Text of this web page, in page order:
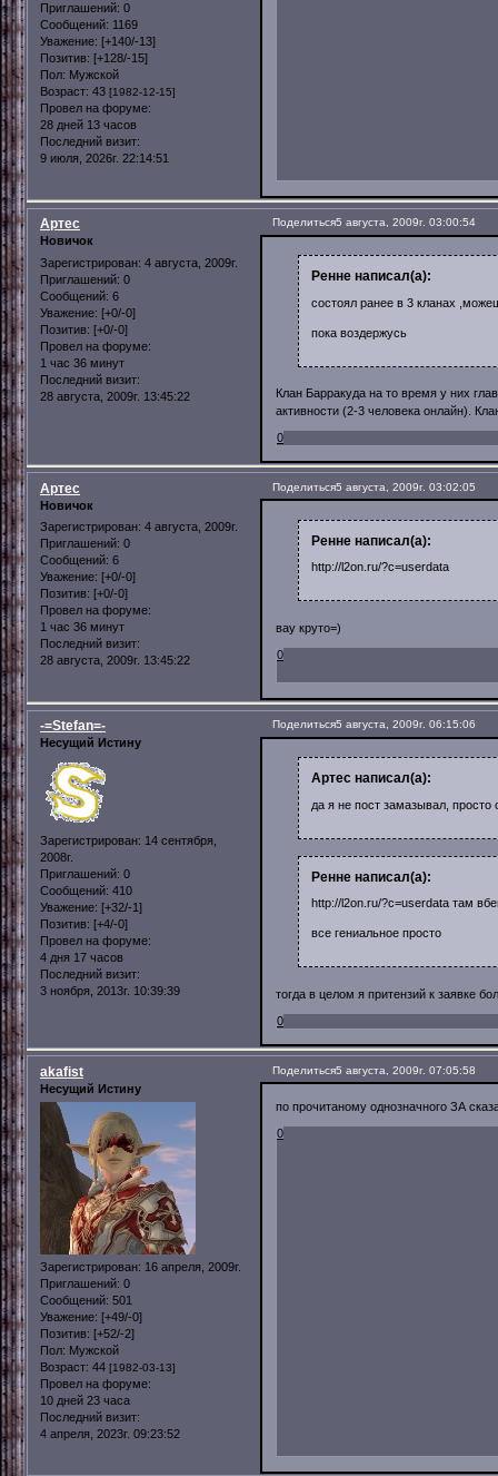
Приглашений: 0
Сообщений: 1169
Уважение: [+140/-13]
Позитив: [+128/-15]
Пол: Мужской
Возраст: 43 [1982-12-15]
Провел на форуме:
28 дней 13 часов
Последний визит:
9 июля, 2026г. 22:14:51
Поделиться5 августа, 2009г. 03:00:54
Артес
Новичок
Зарегистрирован: 4 августа, 2009г.
Приглашений: 0
Сообщений: 6
Уважение: [+0/-0]
Позитив: [+0/-0]
Провел на форуме:
1 час 36 минут
Последний визит:
28 августа, 2009г. 13:45:22
Ренне написал(а):
состоял ранее в 3 кланах
пока воздержусь
Клан Барракуда на то время у них
активности (2-3 человека онлайн).
0
Поделиться5 августа, 2009г. 03:02:05
Артес
Новичок
Зарегистрирован: 4 августа, 2009г.
Приглашений: 0
Сообщений: 6
Уважение: [+0/-0]
Позитив: [+0/-0]
Провел на форуме:
1 час 36 минут
Последний визит:
28 августа, 2009г. 13:45:22
Ренне написал(а):
http://l2on.ru/?c=userdata
вау круто=)
0
Поделиться5 августа, 2009г. 06:15:06
-=Stefan=-
Несущий Истину
Зарегистрирован: 14 сентября,
2008г.
Приглашений: 0
Сообщений: 410
Уважение: [+32/-1]
Позитив: [+4/-0]
Провел на форуме:
4 дня 17 часов
Последний визит:
3 ноября, 2013г. 10:39:39
Артес написал(а):
да я не пост замазывал, просто
Ренне написал(а):
http://l2on.ru/?c=userdata там
все гениальное просто
тогда в целом я притензий к заявке
0
Поделиться5 августа, 2009г. 07:05:58
akafist
Несущий Истину
Зарегистрирован: 16 апреля, 2009г.
Приглашений: 0
Сообщений: 501
Уважение: [+49/-0]
Позитив: [+52/-2]
Пол: Мужской
Возраст: 44 [1982-03-13]
Провел на форуме:
10 дней 23 часа
Последний визит:
4 апреля, 2023г. 09:23:52
по прочитаному однозначного ЗА
0